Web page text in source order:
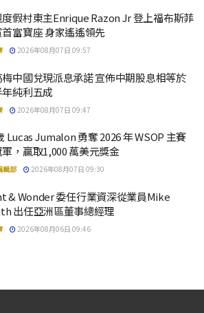
度假村東主Enrique Razon Jr 登上福布斯菲
富寶座 身家遙遙領先
2026年08月07日 09:57
中國兌現派息承諾 宣佈中期股息相等於
年純利五成
2026年08月07日 09:47
Lucas Jumalon 勇奪 2026 年 WSOP 主賽
，贏取1,000 萬美元獎金
輯部 2026年08月07日 09:30
& Wonder 委任行業資深從業員Mike
出任亞洲區董事總經理
2026年08月06日 09:46